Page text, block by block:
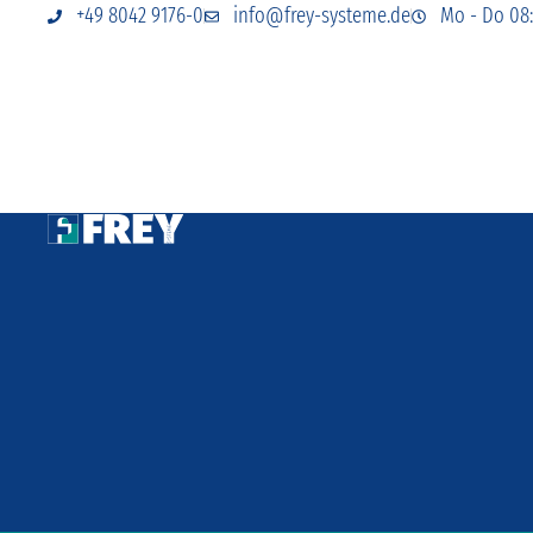
+49 8042 9176-0 info@frey-systeme.de Mo - Do